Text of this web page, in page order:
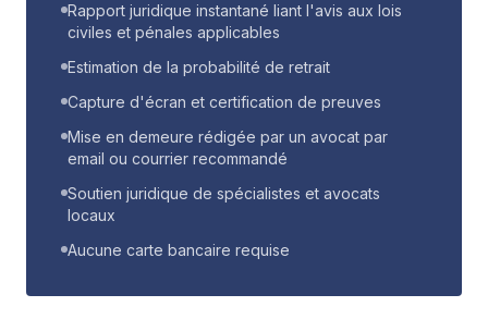
Rapport juridique instantané liant l'avis aux lois
civiles et pénales applicables
Estimation de la probabilité de retrait
Capture d'écran et certification de preuves
Mise en demeure rédigée par un avocat par
email ou courrier recommandé
Soutien juridique de spécialistes et avocats
locaux
Aucune carte bancaire requise